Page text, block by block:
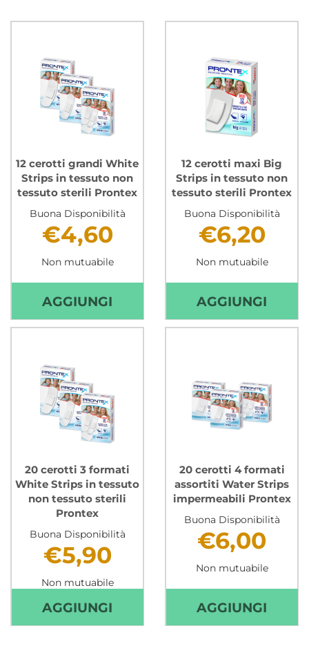
PRONTEX AL
CARRELLO
12 cerotti grandi White
Strips in tessuto non
tessuto sterili Prontex
Buona Disponibilità
€4,60
Non mutuabile
AGGIUNGI
CEROTTI
IN
TESSUTO
NON
STERILI
PRONTEX AL
CARRELLO
12 cerotti maxi Big
Strips in tessuto non
tessuto sterili Prontex
Buona Disponibilità
€6,20
Non mutuabile
AGGIUNGI
IN
20 cerotti 3 formati
White Strips in tessuto
non tessuto sterili
Prontex
Buona Disponibilità
€5,90
Non mutuabile
AGGIUNGI AGGIUNGI 20
CEROTTI
20 cerotti 4 formati
assortiti Water Strips
impermeabili Prontex
Buona Disponibilità
€6,00
Non mutuabile
AGGIUNGI